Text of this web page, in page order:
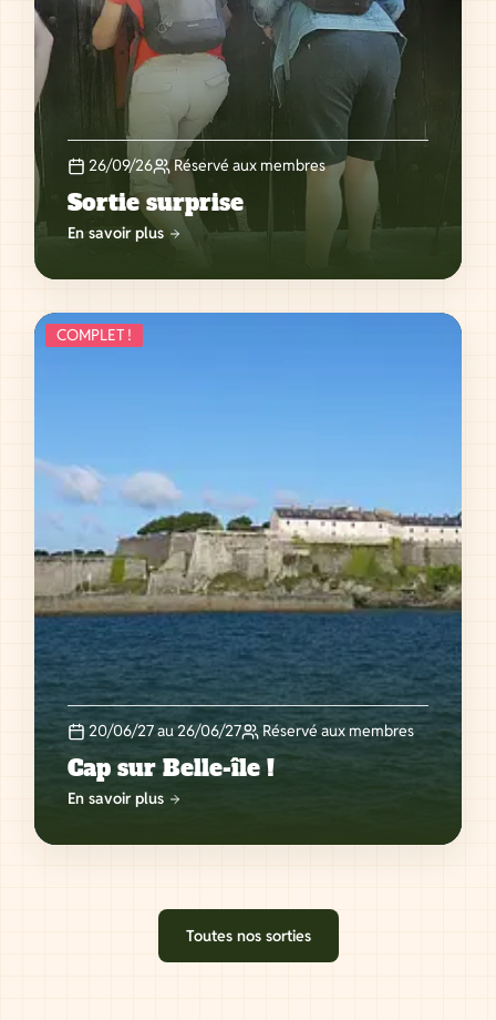
26/09/26 Réservé aux membres
Sortie surprise
En savoir plus
COMPLET !
20/06/27 au 26/06/27 Réservé aux membres
Cap sur Belle-île !
En savoir plus
Toutes nos sorties